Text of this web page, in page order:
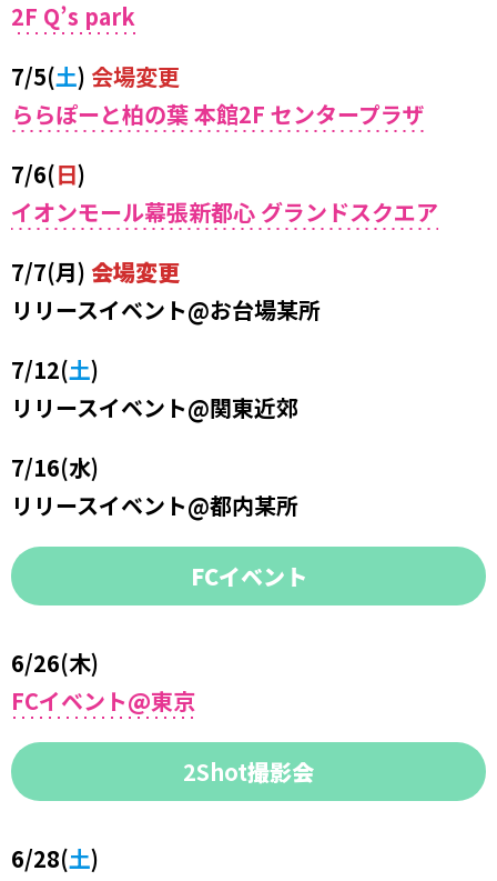
2F Q’s park
7/5(土) 会場変更
ららぽーと柏の葉 本館2F センタープラザ
7/6(日)
イオンモール幕張新都心 グランドスクエア
7/7(月) 会場変更
リリースイベント@お台場某所
7/12(土)
リリースイベント@関東近郊
7/16(水)
リリースイベント@都内某所
FCイベント
6/26(木)
FCイベント@東京
2Shot撮影会
6/28(土)